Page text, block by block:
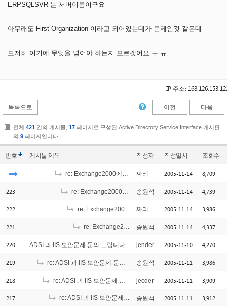
ERPSQLSVR 는 서버이름이구요
아무래도 First Organization 이라고 되어있는데가 문제인것 같은데
도저히 여기에 무엇을 넣어야 하는지 모르겟어요 ㅠ.ㅠ
IP 주소:
목록으로 이전 다음
전체 421 건의 게시물, 17 페이지로 구성된 Active Directory Service Interface 게시판
의 9 페이지입니다.
번호 게시물제목 작성자 작성일시 조회수
re: Exchange2000에서의 메일박스생성 짜리 2005-11-14 8,709
223 re: Exchange2000에서의 메일박스생성 송원석 2005-11-14 4,739
222 re: Exchange2000에서의 메일박스생성 짜리 2005-11-14 3,986
221 re: Exchange2000에서의 메일박스생성 [1]
송원석 2005-11-14 4,337
220 ADSI 과 IIS 보안문제 문의 드립니다. jender 2005-11-10 4,270
219 re: ADSI 과 IIS 보안문제 문의 드립니다. 송원석 2005-11-11 3,986
218 re: ADSI 과 IIS 보안문제 문의 드립니다. jecder 2005-11-11 3,909
217 re: ADSI 과 IIS 보안문제 문의 드립니다. [1]
송원석 2005-11-11 3,912